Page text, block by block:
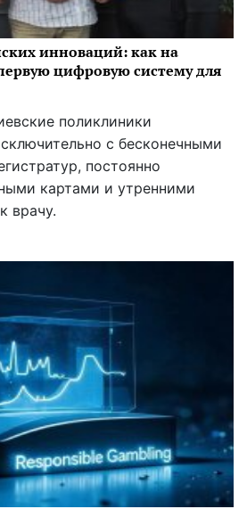
инноваций: как на
цифровую систему для
поликлиники
с бесконечными
постоянно
картами и утренними
врачу.